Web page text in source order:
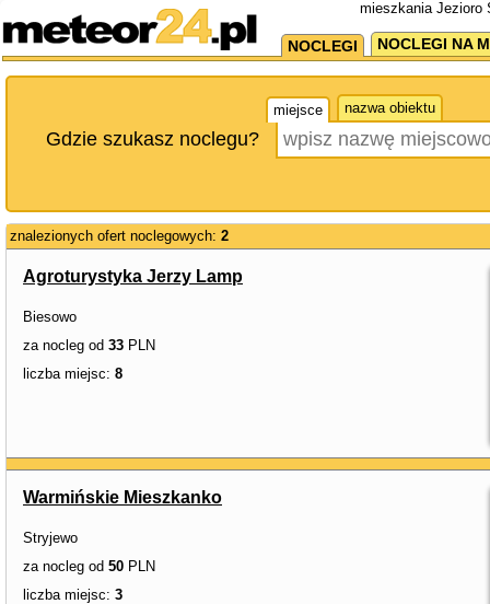
mieszkania Jezioro
NOCLEGI NOCLEGI NA
miejsce nazwa obiektu
Gdzie szukasz noclegu?
znalezionych ofert noclegowych: 2
Agroturystyka Jerzy Lamp
Biesowo
za nocleg od 33 PLN
liczba miejsc: 8
Warmińskie Mieszkanko
Stryjewo
za nocleg od 50 PLN
liczba miejsc: 3